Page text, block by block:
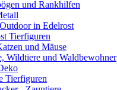
und Rankhilfen
in Edelrost
Tierfiguren
und Mäuse
Wildtiere und Waldbewohner
Tierfiguren